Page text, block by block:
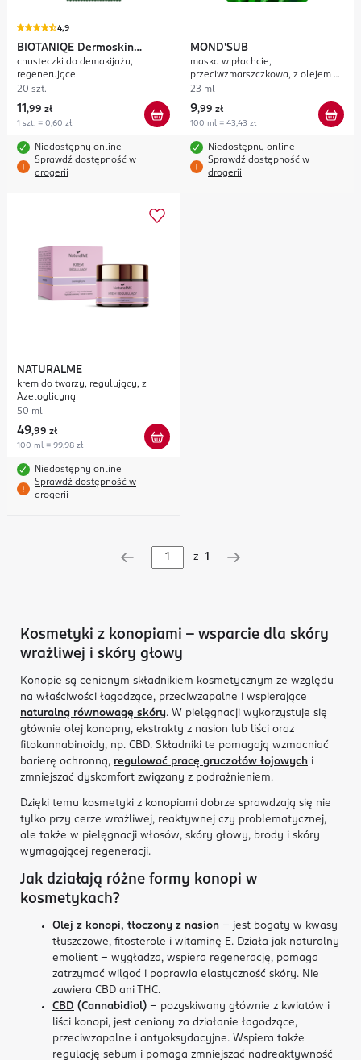
4,9
BIOTANIQE Dermoskin
Expert CBD Oil Anti-Aging
Therapy
chusteczki do demakijażu,
regenerujące
20 szt.
11,99 zł
1 szt. = 0,60 zł
Niedostępny online
Sprawdź dostępność w
drogerii
MOND'SUB
maska w płachcie,
przeciwzmarszczkowa, z olejem z
nasion konopi
23 ml
9,99 zł
100 ml = 43,43 zł
Niedostępny online
Sprawdź dostępność w
drogerii
NATURALME
krem do twarzy, regulujący, z
Azeloglicyną
50 ml
49,99 zł
100 ml = 99,98 zł
Niedostępny online
Sprawdź dostępność w
drogerii
z 1
Kosmetyki z konopiami – wsparcie dla skóry
wrażliwej i skóry głowy
Konopie są cenionym składnikiem kosmetycznym ze względu
na właściwości łagodzące, przeciwzapalne i wspierające
naturalną równowagę skóry. W pielęgnacji wykorzystuje się
głównie olej konopny, ekstrakty z nasion lub liści oraz
fitokannabinoidy, np. CBD. Składniki te pomagają wzmacniać
barierę ochronną, regulować pracę gruczołów łojowych i
zmniejszać dyskomfort związany z podrażnieniem.
Dzięki temu kosmetyki z konopiami dobrze sprawdzają się nie
tylko przy cerze wrażliwej, reaktywnej czy problematycznej,
ale także w pielęgnacji włosów, skóry głowy, brody i skóry
wymagającej regeneracji.
Jak działają różne formy konopi w
kosmetykach?
Olej z konopi, tłoczony z nasion – jest bogaty w kwasy
tłuszczowe, fitosterole i witaminę E. Działa jak naturalny
emolient – wygładza, wspiera regenerację, pomaga
zatrzymać wilgoć i poprawia elastyczność skóry. Nie
zawiera CBD ani THC.
CBD (Cannabidiol) – pozyskiwany głównie z kwiatów i
liści konopi, jest ceniony za działanie łagodzące,
przeciwzapalne i antyoksydacyjne. Wspiera także
regulację sebum i pomaga zmniejszać nadreaktywność